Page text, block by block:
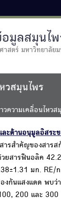
มูลสมุนไ
าสตร์ มหาวิทยาลัย
วสมุนไพร
วความเคลื่อนไหวส
ะต้านอนุมูลอิสระ
ารสำคัญของสารส
ยสารฟีนอลิค
มก. RE/
งกันแสงแดด พบว่
200 และ